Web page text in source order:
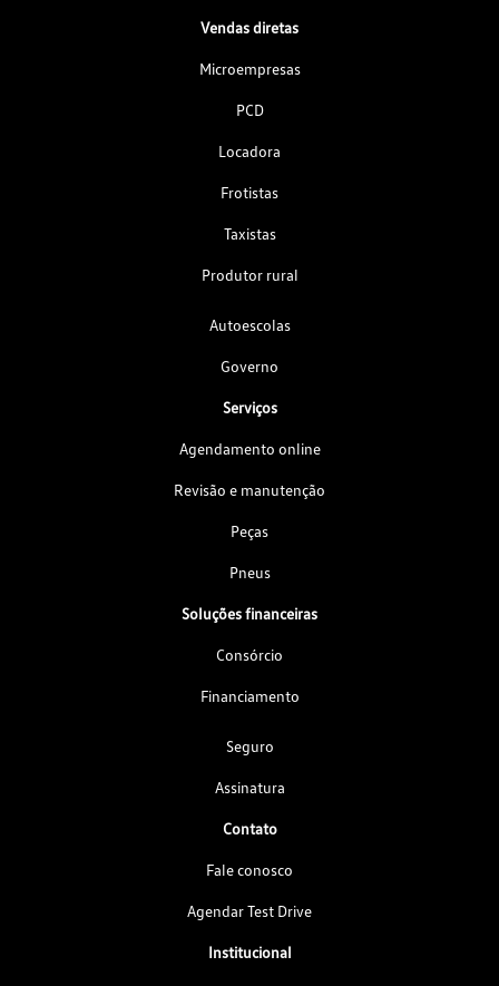
Vendas diretas
Microempresas
PCD
Locadora
Frotistas
Taxistas
Produtor rural
Autoescolas
Governo
Serviços
Agendamento online
Revisão e manutenção
Peças
Pneus
Soluções financeiras
Consórcio
Financiamento
Seguro
Assinatura
Contato
Fale conosco
Agendar Test Drive
Institucional